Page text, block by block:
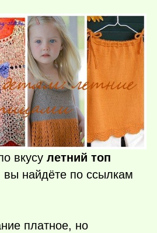
вкусу летний топ
вы найдёте по ссылкам
платное, но